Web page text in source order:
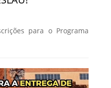
para o Programa